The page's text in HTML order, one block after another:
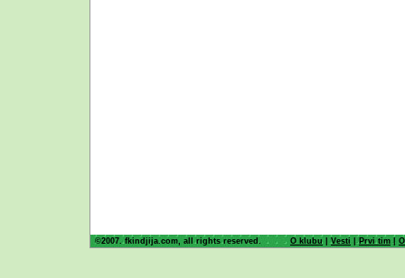
©2007. fkindjija.com, all rights reserved. O klubu |Vesti | Prvi tim |